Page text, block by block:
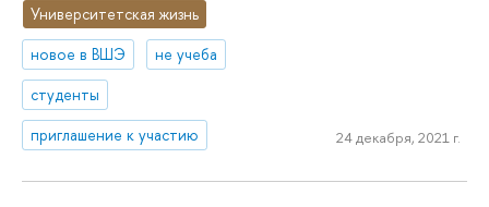
Университетская жизнь
новое в ВШЭ
не учеба
студенты
приглашение к участию
24 декабря, 2021 г.